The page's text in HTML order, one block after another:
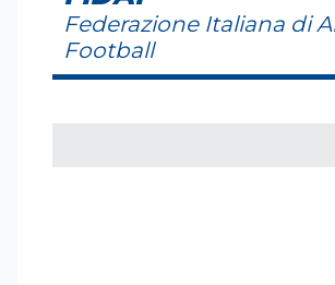
Federazione Italiana di
Football